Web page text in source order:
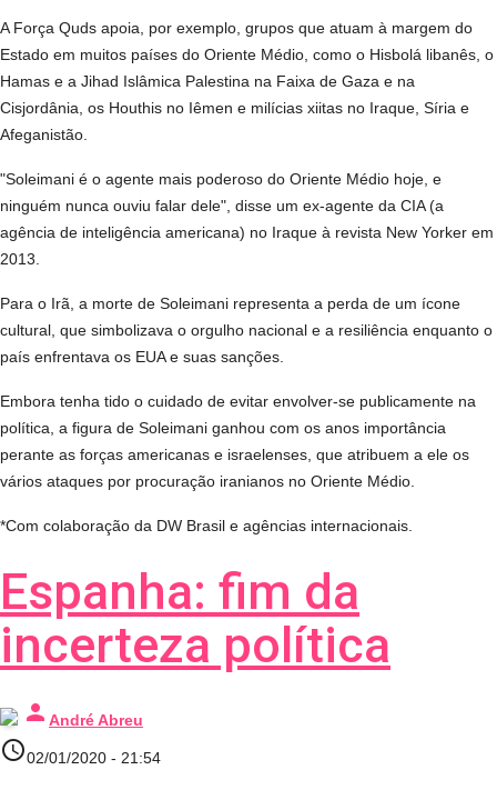
A Força Quds apoia, por exemplo, grupos que atuam à margem do
Estado em muitos países do Oriente Médio, como o Hisbolá libanês, o
Hamas e a Jihad Islâmica Palestina na Faixa de Gaza e na
Cisjordânia, os Houthis no Iêmen e milícias xiitas no Iraque, Síria e
Afeganistão.
"Soleimani é o agente mais poderoso do Oriente Médio hoje, e
ninguém nunca ouviu falar dele", disse um ex-agente da CIA (a
agência de inteligência americana) no Iraque à revista New Yorker em
2013.
Para o Irã, a morte de Soleimani representa a perda de um ícone
cultural, que simbolizava o orgulho nacional e a resiliência enquanto o
país enfrentava os EUA e suas sanções.
Embora tenha tido o cuidado de evitar envolver-se publicamente na
política, a figura de Soleimani ganhou com os anos importância
perante as forças americanas e israelenses, que atribuem a ele os
vários ataques por procuração iranianos no Oriente Médio.
*Com colaboração da DW Brasil e agências internacionais.
Espanha: fim da
incerteza política
person André Abreu
access_time02/01/2020 - 21:54